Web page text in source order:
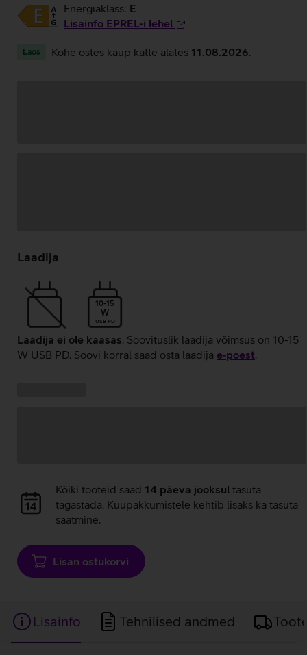
Energiaklass: E
Lisainfo EPREL-i lehel
Laos Kohe ostes kaup kätte alates 11.08.2026
laadimine
Laadija
10-15
W
USB PD
Laadija ei ole kaasas. Soovituslik laadija võimsus on 10-15
W USB PD. Soovi korral saad osta laadija e‑poest.
Andmete
laadimine
Kõiki tooteid saad 14 päeva jooksul tasuta
tagastada. Kuupakkumistele kehtib lisaks ka tasuta
saatmine.
Lisan ostukorvi
Lisainfo Tehnilised andmed